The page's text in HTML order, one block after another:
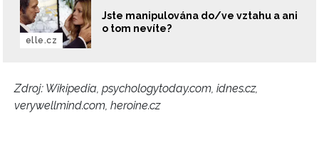
Jste manipulována do/ve vztahu a ani
o tom nevíte?
elle.cz
Zdroj: Wikipedia, psychologytoday.com, idnes.cz,
verywellmind.com, heroine.cz